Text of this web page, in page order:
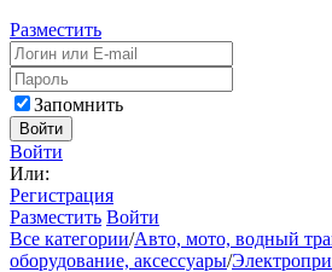
Разместить
Запомнить
Войти
Войти
Или:
Регистрация
Разместить Войти
Все категории/Авто, мото, водный
оборудование, аксессуары/